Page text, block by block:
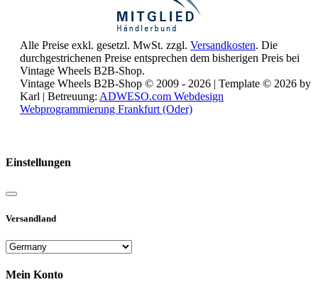
Alle Preise exkl. gesetzl. MwSt. zzgl. Versandkosten. Die
durchgestrichenen Preise entsprechen dem bisherigen Preis bei
Vintage Wheels B2B-Shop.
Vintage Wheels B2B-Shop © 2009 - 2026 | Template © 2026 by
Karl | Betreuung: ADWESO.com Webdesign
Webprogrammierung Frankfurt (Oder)
Einstellungen
Versandland
Mein Konto